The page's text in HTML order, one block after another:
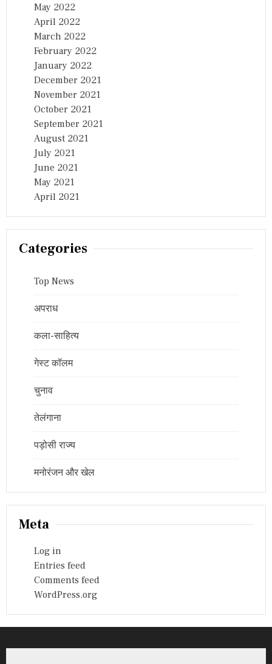
May 2022
April 2022
March 2022
February 2022
January 2022
December 2021
November 2021
October 2021
September 2021
August 2021
July 2021
June 2021
May 2021
April 2021
Categories
Top News
अपराध
कला-साहित्य
गेस्ट कॉलम
चुनाव
तेलंगाना
पड़ोसी राज्य
मनोरंजन और खेल
Meta
Log in
Entries feed
Comments feed
WordPress.org